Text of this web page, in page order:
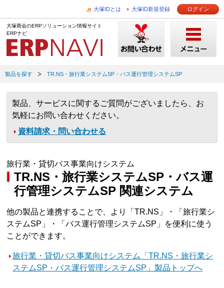
大塚IDとは 大塚ID新規登録 ログイン
大塚商会のERPソリューション情報サイト
ERPナビ
製品を探す TR.NS・旅行業システムSP・バス運行管理システムSP
製品、サービスに関するご質問がございましたら、お
気軽にお問い合わせください。
資料請求・問い合わせる
旅行業・貸切バス事業向けシステム
TR.NS・旅行業システムSP・バス運
行管理システムSP 関連システム
他の製品と連携することで、より「TR.NS」・「旅行業シ
ステムSP」・「バス運行管理システムSP」を便利に使う
ことができます。
旅行業・貸切バス事業向けシステム「TR.NS・旅行業シ
ステムSP・バス運行管理システムSP」製品トップへ